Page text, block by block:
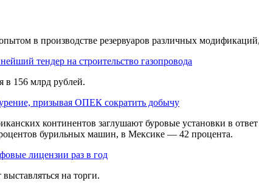
в производстве резервуаров различных
тендер на строительство газопровода
в 156 млрд рублей.
призывая ОПЕК сократить добычу
континентов заглушают буровые установки в
бурильных машин, в Мексике — 42 процента.
лицензии раз в год
на торги.